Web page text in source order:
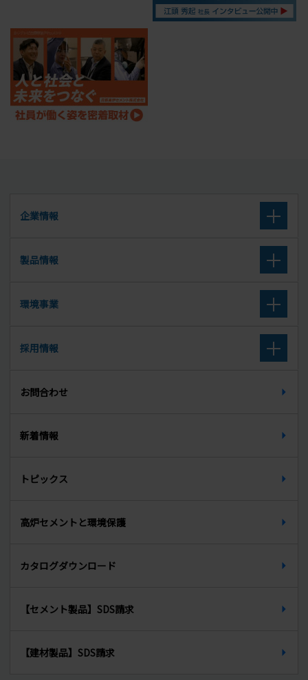
企業情報
企業理念
組織図
所在地
製品情報
高炉セメント
セルフレベリング材
天端材
環境事業
取扱廃棄物
採用情報
新卒募集要項（大学卒・大学院卒）
インターンシップ
先輩からのメッセージ
お問合わせ
新着情報
トピックス
高炉セメントと環境保護
カタログダウンロード
【セメント製品】SDS請求
【建材製品】SDS請求